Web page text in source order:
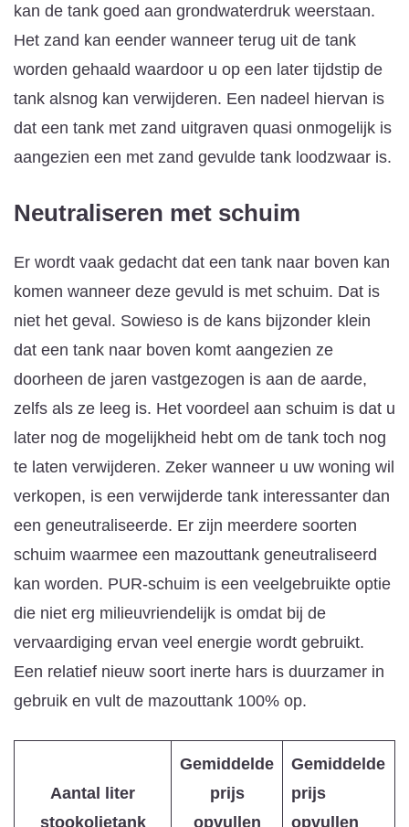
kan de tank goed aan grondwaterdruk weerstaan.
Het zand kan eender wanneer terug uit de tank
worden gehaald waardoor u op een later tijdstip de
tank alsnog kan verwijderen. Een nadeel hiervan is
dat een tank met zand uitgraven quasi onmogelijk is
aangezien een met zand gevulde tank loodzwaar is.
Neutraliseren met schuim
Er wordt vaak gedacht dat een tank naar boven kan
komen wanneer deze gevuld is met schuim. Dat is
niet het geval. Sowieso is de kans bijzonder klein
dat een tank naar boven komt aangezien ze
doorheen de jaren vastgezogen is aan de aarde,
zelfs als ze leeg is. Het voordeel aan schuim is dat u
later nog de mogelijkheid hebt om de tank toch nog
te laten verwijderen. Zeker wanneer u uw woning wil
verkopen, is een verwijderde tank interessanter dan
een geneutraliseerde. Er zijn meerdere soorten
schuim waarmee een mazouttank geneutraliseerd
kan worden. PUR-schuim is een veelgebruikte optie
die niet erg milieuvriendelijk is omdat bij de
vervaardiging ervan veel energie wordt gebruikt.
Een relatief nieuw soort inerte hars is duurzamer in
gebruik en vult de mazouttank 100% op.
Aantal liter
stookolietank
Gemiddelde
prijs
opvullen
Gemiddelde
prijs
opvullen